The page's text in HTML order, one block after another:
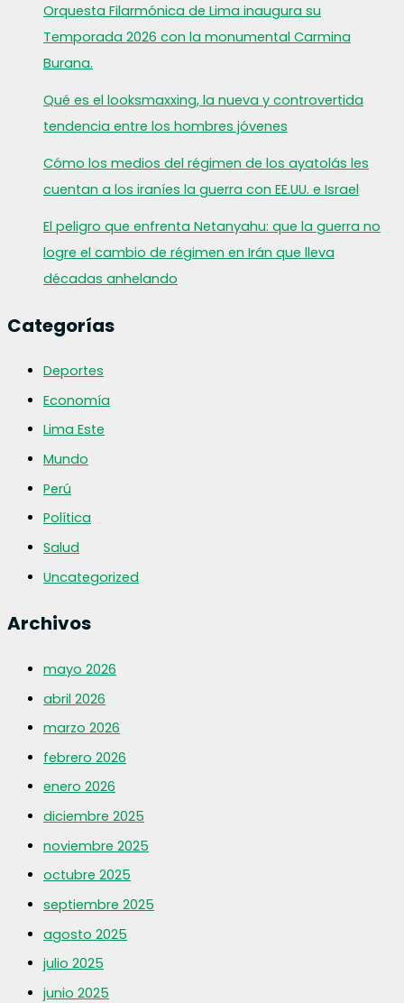
Orquesta Filarmónica de Lima inaugura su
Temporada 2026 con la monumental Carmina
Burana.
Qué es el looksmaxxing, la nueva y controvertida
tendencia entre los hombres jóvenes
Cómo los medios del régimen de los ayatolás les
cuentan a los iraníes la guerra con EE.UU. e Israel
El peligro que enfrenta Netanyahu: que la guerra no
logre el cambio de régimen en Irán que lleva
décadas anhelando
Categorías
Deportes
Economía
Lima Este
Mundo
Perú
Política
Salud
Uncategorized
Archivos
mayo 2026
abril 2026
marzo 2026
febrero 2026
enero 2026
diciembre 2025
noviembre 2025
octubre 2025
septiembre 2025
agosto 2025
julio 2025
junio 2025